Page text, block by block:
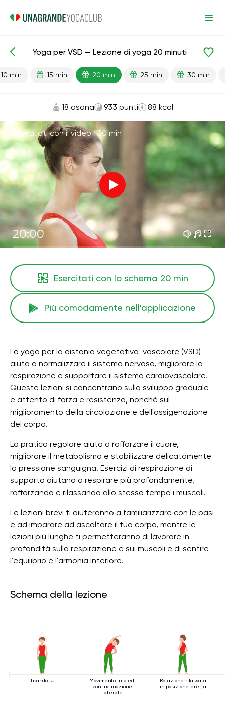
Lezioni pronte Seno Antistress Cardio
Yoga per VSD — Lezione di yoga 20 minuti
10 min 15 min 20 min 25 min 30 min
18 asana 933 punti 88 kcal
Esercitati con il video ·20 min
20:00
Esercitati con lo schema 20 min
Più comodamente nell'applicazione
Lo yoga per la distonia vegetativa-vascolare (VSD)
aiuta a normalizzare il sistema nervoso, migliorare la
respirazione e supportare il sistema cardiovascolare.
Queste lezioni si concentrano sullo sviluppo graduale
e attento di forza e resistenza, nonché sul
miglioramento della circolazione e dell'ossigenazione
del corpo.
La pratica regolare aiuta a rafforzare il cuore,
migliorare il metabolismo e stabilizzare delicatamente
la pressione sanguigna. Esercizi di respirazione di
supporto aiutano a respirare più profondamente,
rafforzando e rilassando allo stesso tempo i muscoli.
Le lezioni brevi ti aiuteranno a familiarizzare con le basi
e ad imparare ad ascoltare il tuo corpo, mentre le
lezioni più lunghe ti permetteranno di lavorare in
profondità sulla respirazione e sui muscoli e di sentire
l'equilibrio e l'armonia interiore.
Schema della lezione
Tirando su
Movimento in piedi
con inclinazione
laterale
Rotazione rilassata
in posizione eretta